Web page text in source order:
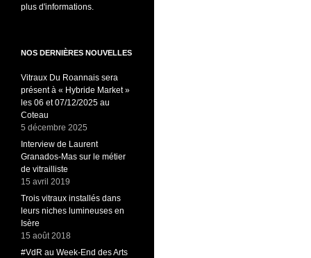
plus d'informations.
NOS DERNIÈRES NOUVELLES
Vitraux Du Roannais sera
présent à « Hybride Market »
les 06 et 07/12/2025 au
Coteau
5 décembre 2025
Interview de Laurent
Granados-Mas sur le métier
de vitrailliste
15 avril 2019
Trois vitraux installés dans
leurs niches lumineuses en
Isère
15 août 2018
#VdR au Week-End des Arts